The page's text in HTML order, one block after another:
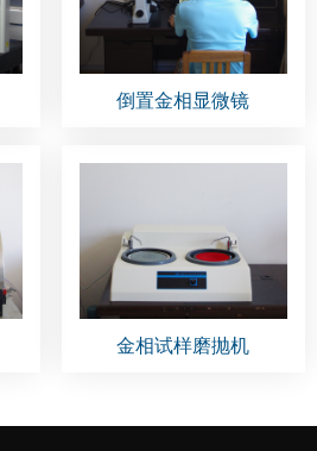
倒置金相显微镜
金相试样磨抛机